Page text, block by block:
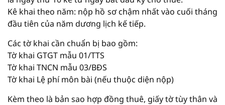
Kê khai theo năm: nộp hồ sơ chậm nhất vào cuối tháng
đầu tiên của năm dương lịch kế tiếp.
Các tờ khai cần chuẩn bị bao gồm:
Tờ khai GTGT mẫu 01/TTS
Tờ khai TNCN mẫu 03/BĐS
Tờ khai Lệ phí môn bài (nếu thuộc diện nộp)
Kèm theo là bản sao hợp đồng thuê, giấy tờ tùy thân và